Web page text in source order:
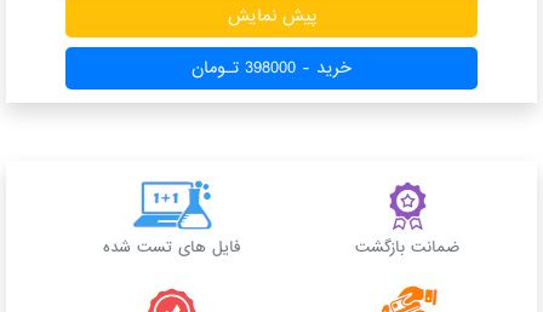
پیش نمایش
خرید - 398000 تـومان
ضمانت بازگشت فایل های تست شده